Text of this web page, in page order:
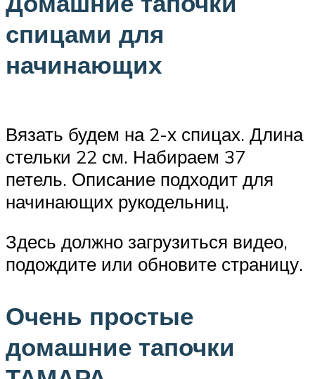
спицами для
начинающих
Вязать будем на 2-х спицах. Длина
стельки 22 см. Набираем 37
петель. Описание подходит для
начинающих рукодельниц.
Здесь должно загрузиться видео,
подождите или обновите страницу.
Очень простые
домашние тапочки